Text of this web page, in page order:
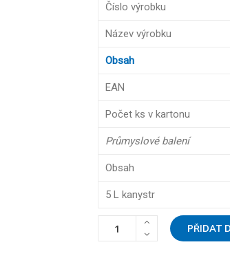
Číslo výrobku
Název výrobku
Obsah
EAN
Počet ks v kartonu
Průmyslové balení
Obsah
5 L kanystr
PŘIDAT